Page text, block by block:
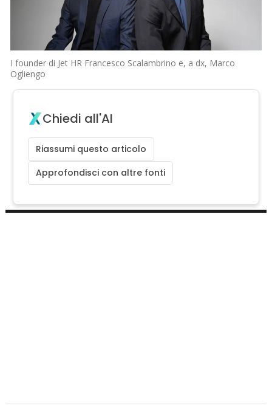
I founder di Jet HR Francesco Scalambrino e, a dx, Marco
Ogliengo
Chiedi all'AI
Riassumi questo articolo
Approfondisci con altre fonti